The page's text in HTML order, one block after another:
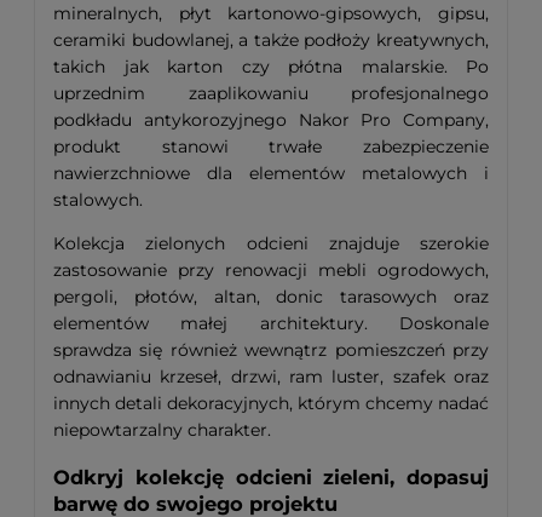
mineralnych, płyt kartonowo-gipsowych, gipsu,
ceramiki budowlanej, a także podłoży kreatywnych,
takich jak karton czy płótna malarskie. Po
uprzednim zaaplikowaniu profesjonalnego
podkładu antykorozyjnego Nakor Pro Company,
produkt stanowi trwałe zabezpieczenie
nawierzchniowe dla elementów metalowych i
stalowych.
Kolekcja zielonych odcieni znajduje szerokie
zastosowanie przy renowacji mebli ogrodowych,
pergoli, płotów, altan, donic tarasowych oraz
elementów małej architektury. Doskonale
sprawdza się również wewnątrz pomieszczeń przy
odnawianiu krzeseł, drzwi, ram luster, szafek oraz
innych detali dekoracyjnych, którym chcemy nadać
niepowtarzalny charakter.
Odkryj kolekcję odcieni zieleni, dopasuj
barwę do swojego projektu